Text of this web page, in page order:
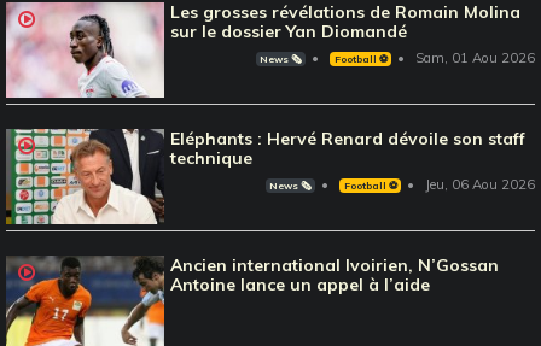
Les grosses révélations de Romain Molina
sur le dossier Yan Diomandé
News 🗞️ Football ⚽️ Sam, 01 Aou 2026
Eléphants : Hervé Renard dévoile son staff
technique
News 🗞️ Football ⚽️ Jeu, 06 Aou 2026
Ancien international Ivoirien, N’Gossan
Antoine lance un appel à l’aide